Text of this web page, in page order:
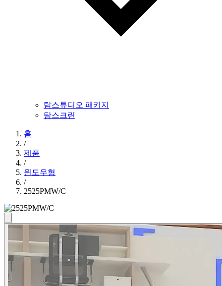
탐스튜디오 패키지
탐스크린
홈
/
제품
/
윈도우형
/
2525PMW/C